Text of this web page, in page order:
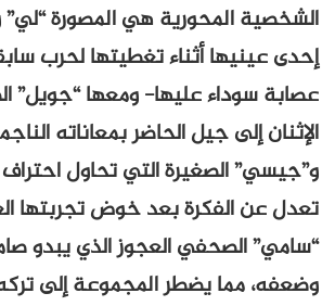
الشخصية المحورية هي المصورة
إحدى عينيها أثناء تغطيتها لحرب
عصابة سوداء عليها- ومعها “جويل”
الإثنان إلى جيل الحاضر بمعاناته
و”جيسي” الصغيرة التي تحاول احتراف
تعدل عن الفكرة بعد خوض تجربتها
“سامي” الصحفي العجوز الذي يبدو
وضعفه، مما يضطر المجموعة إلى